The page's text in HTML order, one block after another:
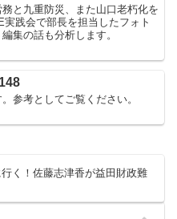
と九重防災、また山口老朽化を
践会で部長を担当したフォト
集の話も分析します。
参考としてご覧ください。
く！佐藤志津香が益田財政難